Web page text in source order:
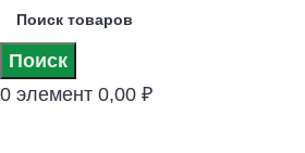
Поиск
0 элемент 0,00 ₽